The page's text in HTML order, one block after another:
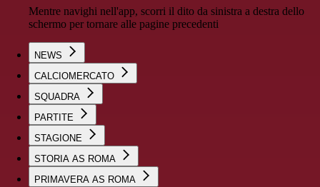
Mentre navighi nell'app, scorri il dito da sinistra a destra dello
schermo per tornare alle pagine precedenti
NEWS
CALCIOMERCATO
SQUADRA
PARTITE
STAGIONE
STORIA AS ROMA
PRIMAVERA AS ROMA